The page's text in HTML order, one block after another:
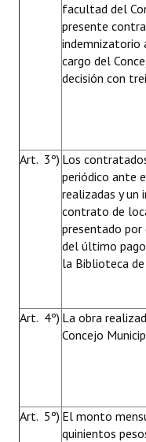
facultad del
presente
indemnizatorio
cargo del
decisión con
Art. 3º) Los
periódico ante
realizadas y
contrato de
presentado
del último
la Biblioteca
Art. 4º) La obra
Concejo
Art. 5º) El monto
quinientos